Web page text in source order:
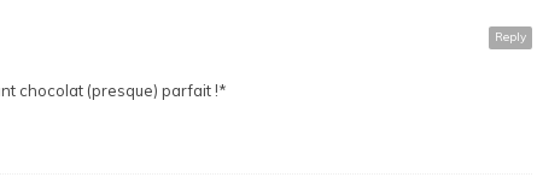
Reply
chocolat (presque) parfait !*